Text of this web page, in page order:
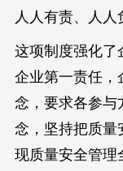
人人有责、人人
这项制度强化了
企业第一责任，
念，要求各参与
念，坚持把质量
现质量安全管理